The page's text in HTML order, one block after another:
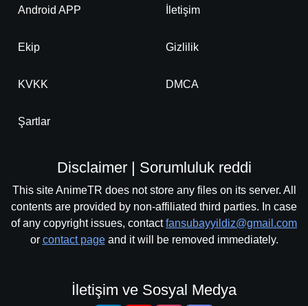
Android APP İletişim
Ekip Gizlilik
KVKK DMCA
Şartlar
Disclaimer | Sorumluluk reddi
This site AnimeTR does not store any files on its server. All
contents are provided by non-affiliated third parties. In case
of any copyright issues, contactfansubayyildiz@gmail.com
or contact pageand it will be removed immediately.
İletişim ve Sosyal Medya